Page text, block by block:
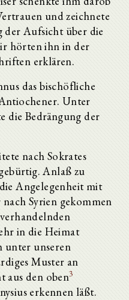
und zeichnete
Aufsicht über die
hörten ihn in der
erklären.
das bischöfliche
Unter
die Bedrängung der
nach Sokrates
Anlaß zu
Angelegenheit mit
Syrien gekommen
in die Heimat
unter unseren
Muster an
aus den oben3
erkennen läßt.